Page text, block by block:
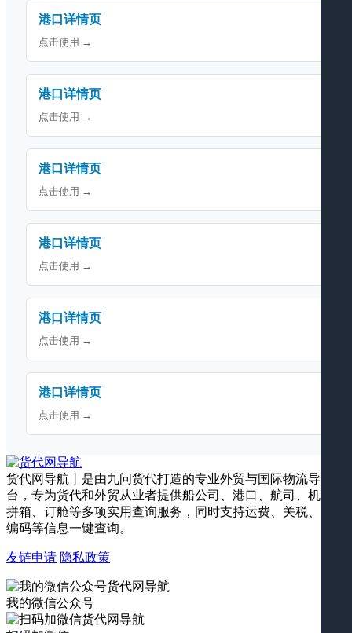
港口详情页
点击使用 →
港口详情页
点击使用 →
港口详情页
点击使用 →
港口详情页
点击使用 →
港口详情页
点击使用 →
港口详情页
点击使用 →
货代网导航丨是由九问货代打造的专业外贸与国际物流导航平
台，专为货代和外贸从业者提供船公司、港口、航司、机场、
拼箱、订舱等多项实用查询服务，同时支持运费、关税、海关
编码等信息一键查询。
友链申请 隐私政策
我的微信公众号